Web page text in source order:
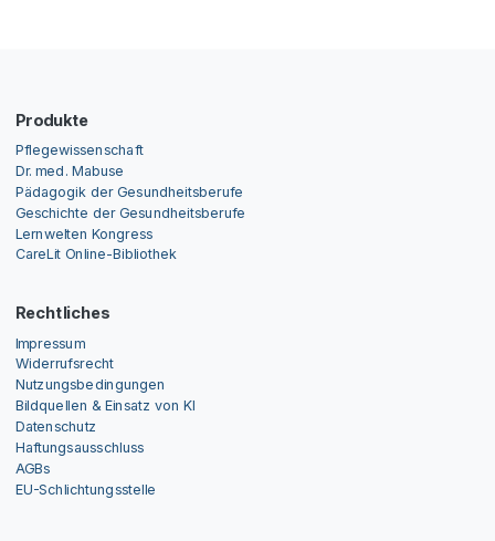
Produkte
Pflegewissenschaft
Dr. med. Mabuse
Pädagogik der Gesundheitsberufe
Geschichte der Gesundheitsberufe
Lernwelten Kongress
CareLit Online-Bibliothek
Rechtliches
Impressum
Widerrufsrecht
Nutzungsbedingungen
Bildquellen & Einsatz von KI
Datenschutz
Haftungsausschluss
AGBs
EU-Schlichtungsstelle